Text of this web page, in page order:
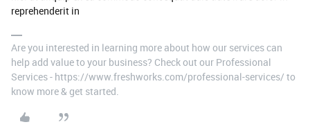
reprehenderit in
Are you interested in learning more about how our services can
help add value to your business? Check out our Professional
Services - https://www.freshworks.com/professional-services/ to
know more & get started.